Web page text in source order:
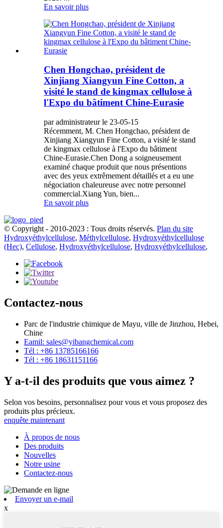
En savoir plus
Chen Hongchao, président de
Xinjiang Xiangyun Fine Cotton, a
visité le stand de kingmax cellulose à
l'Expo du bâtiment Chine-Eurasie
par administrateur le 23-05-15
Récemment, M. Chen Hongchao, président de
Xinjiang Xiangyun Fine Cotton, a visité le stand
de kingmax cellulose à l'Expo du bâtiment
Chine-Eurasie.Chen Dong a soigneusement
examiné chaque produit que nous présentions
avec des yeux extrêmement détaillés et a eu une
négociation chaleureuse avec notre personnel
commercial.Xiang Yun, bien...
En savoir plus
© Copyright - 2010-2023 : Tous droits réservés. Plan du site
Hydroxyéthylcellulose, Méthylcellulose, Hydroxyéthylcellulose
(Hec), Cellulose, Hydroxyéthylcellulose, Hydroxyéthylcellulose,
Contactez-nous
Parc de l'industrie chimique de Mayu, ville de Jinzhou, Hebei,
Chine
Eamil: sales@yibangchemical.com
Tél : +86 13785166166
Tél : +86 18631151166
Y a-t-il des produits que vous aimez ?
Selon vos besoins, personnalisez pour vous et vous proposez des
produits plus précieux.
enquête maintenant
À propos de nous
Des produits
Nouvelles
Notre usine
Contactez-nous
Envoyer un e-mail
x